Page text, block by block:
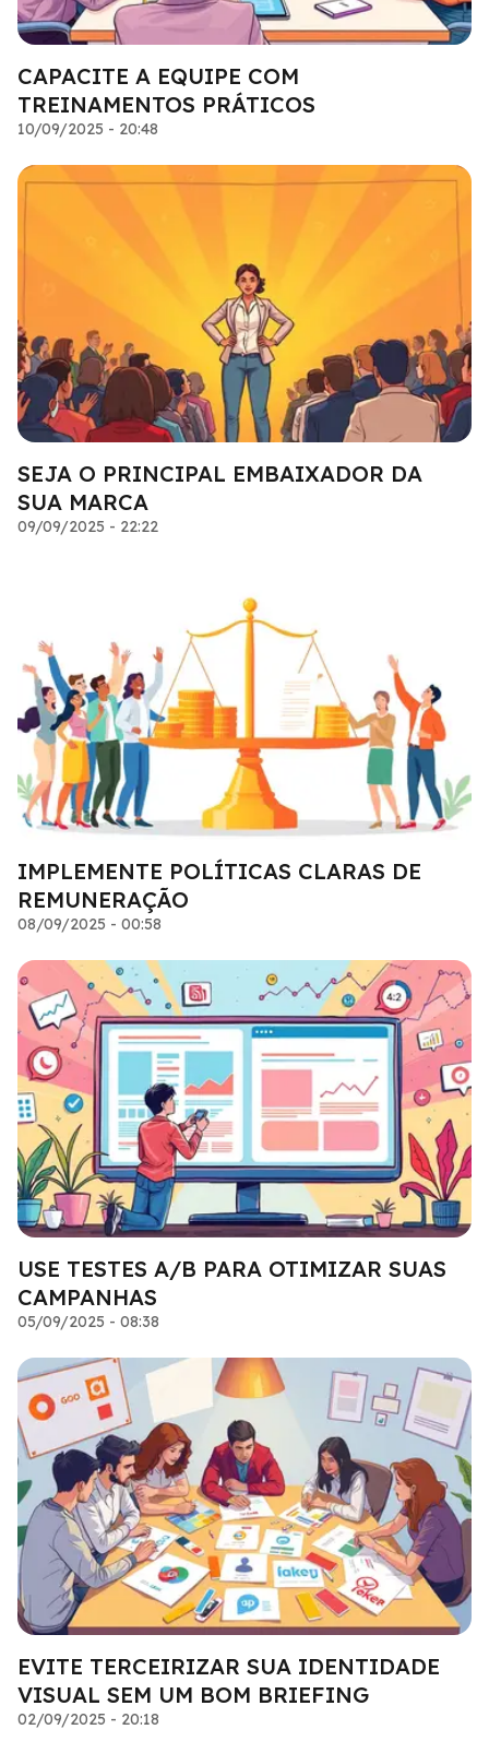
CAPACITE A EQUIPE COM
TREINAMENTOS PRÁTICOS
10/09/2025 - 20:48
SEJA O PRINCIPAL EMBAIXADOR DA
SUA MARCA
09/09/2025 - 22:22
IMPLEMENTE POLÍTICAS CLARAS DE
REMUNERAÇÃO
08/09/2025 - 00:58
USE TESTES A/B PARA OTIMIZAR SUAS
CAMPANHAS
05/09/2025 - 08:38
EVITE TERCEIRIZAR SUA IDENTIDADE
VISUAL SEM UM BOM BRIEFING
02/09/2025 - 20:18